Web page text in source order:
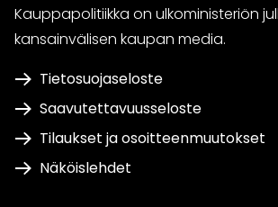
Kauppapolitiikka on ulkoministeriön
kansainvälisen kaupan media.
Tietosuojaseloste
Saavutettavuusseloste
Tilaukset ja osoitteenmuutokset
Näköislehdet